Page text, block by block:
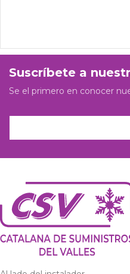
Suscríbete a
Se el primero en conocer